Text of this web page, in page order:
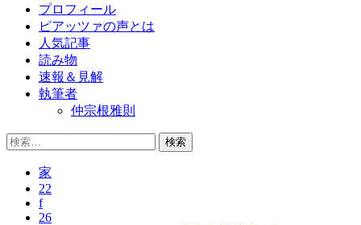
プロフィール
ピアッツァの声とは
人気記事
読み物
速報＆見解
執筆者
仲宗根雅則
検
家
22
f
26